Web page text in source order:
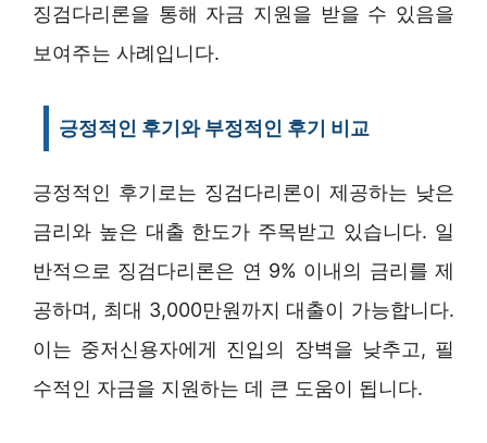
징검다리론을 통해 자금 지원을 받을 수 있음을
보여주는 사례입니다.
긍정적인 후기와 부정적인 후기 비교
긍정적인 후기로는 징검다리론이 제공하는 낮은
금리와 높은 대출 한도가 주목받고 있습니다. 일
반적으로 징검다리론은 연 9% 이내의 금리를 제
공하며, 최대 3,000만원까지 대출이 가능합니다.
이는 중저신용자에게 진입의 장벽을 낮추고, 필
수적인 자금을 지원하는 데 큰 도움이 됩니다.